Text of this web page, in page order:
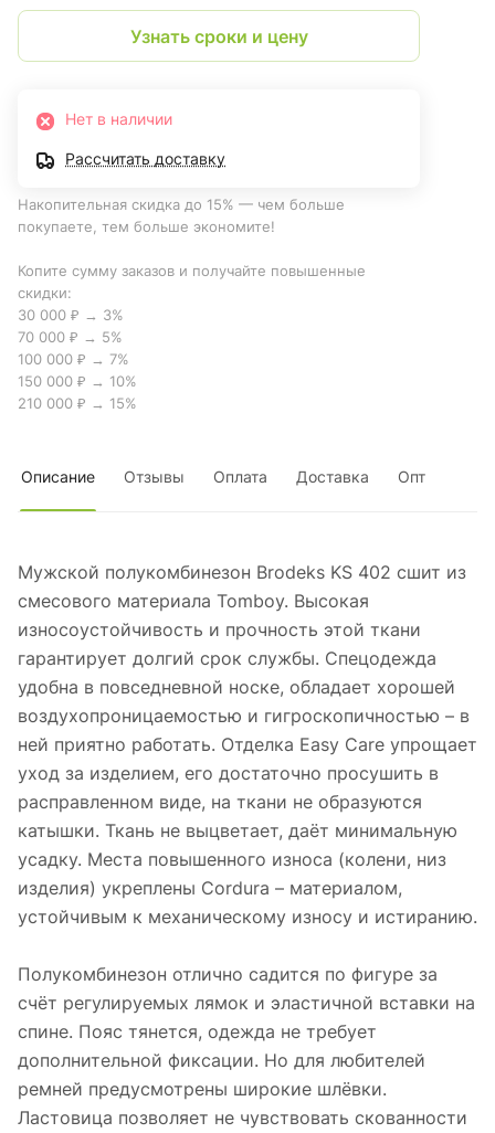
Узнать сроки и цену
Нет в наличии
Рассчитать доставку
Накопительная скидка до 15% — чем больше
покупаете, тем больше экономите!
Копите сумму заказов и получайте повышенные
скидки:
30 000 ₽ → 3%
70 000 ₽ → 5%
100 000 ₽ → 7%
150 000 ₽ → 10%
210 000 ₽ → 15%
Описание Отзывы Оплата Доставка Опт
Мужской полукомбинезон Brodeks KS 402 сшит из
смесового материала Tomboy. Высокая
износоустойчивость и прочность этой ткани
гарантирует долгий срок службы. Спецодежда
удобна в повседневной носке, обладает хорошей
воздухопроницаемостью и гигроскопичностью – в
ней приятно работать. Отделка Easy Care упрощает
уход за изделием, его достаточно просушить в
расправленном виде, на ткани не образуются
катышки. Ткань не выцветает, даёт минимальную
усадку. Места повышенного износа (колени, низ
изделия) укреплены Cordura – материалом,
устойчивым к механическому износу и истиранию.
Полукомбинезон отлично садится по фигуре за
счёт регулируемых лямок и эластичной вставки на
спине. Пояс тянется, одежда не требует
дополнительной фиксации. Но для любителей
ремней предусмотрены широкие шлёвки.
Ластовица позволяет не чувствовать скованности